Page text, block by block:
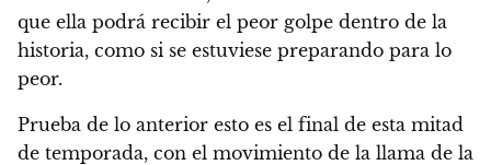
que ella podrá recibir el peor golpe dentro de la
historia, como si se estuviese preparando para lo
peor.
Prueba de lo anterior esto es el final de esta mitad
de temporada, con el movimiento de la llama de la